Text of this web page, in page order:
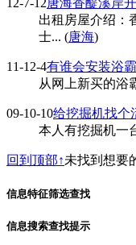
12-7-12唐海香醍溪岸
出租房屋介绍：
士... (唐海)
11-12-4有谁会安装浴
从网上新买的浴
09-10-10给挖掘机找个
本人有挖掘机一
回到顶部↑未找到想要
信息特征筛选查找
信息搜索查找提示